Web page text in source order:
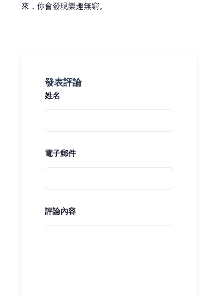
來，你會發現樂趣無窮。
發表評論
姓名
電子郵件
評論內容